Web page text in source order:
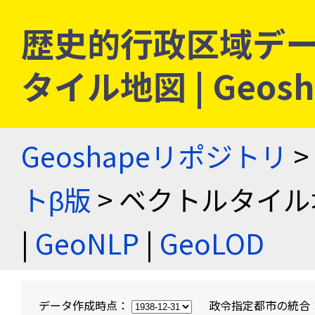
歴史的行政区域デ
タイル地図 |
Geoshapeリポジトリ >
トβ版 > ベクトルタイ
| GeoNLP | GeoLOD
データ作成時点： 政令指定都市の統